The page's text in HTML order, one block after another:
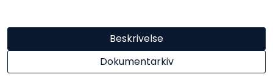
Beskrivelse
Dokumentarkiv